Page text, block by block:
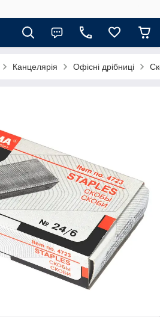
Канцелярія Офісні дрібниці